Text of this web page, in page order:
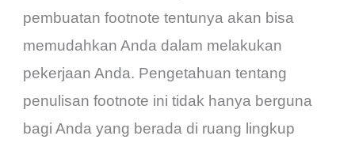
pembuatan footnote tentunya akan bisa
memudahkan Anda dalam melakukan
pekerjaan Anda. Pengetahuan tentang
penulisan footnote ini tidak hanya berguna
bagi Anda yang berada di ruang lingkup